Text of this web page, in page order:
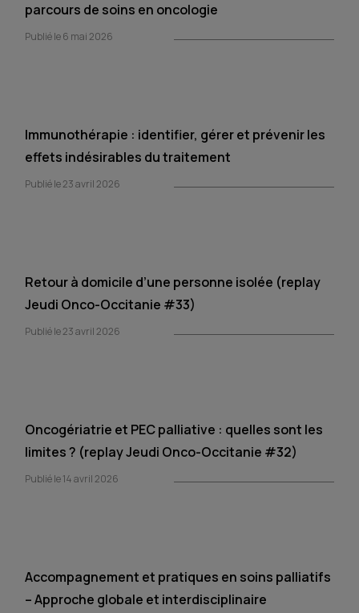
parcours de soins en oncologie
Publié le 6 mai 2026
Immunothérapie : identifier, gérer et prévenir les
effets indésirables du traitement
Publié le 23 avril 2026
Retour à domicile d’une personne isolée (replay
Jeudi Onco-Occitanie #33)
Publié le 23 avril 2026
Oncogériatrie et PEC palliative : quelles sont les
limites ? (replay Jeudi Onco-Occitanie #32)
Publié le 14 avril 2026
Accompagnement et pratiques en soins palliatifs
– Approche globale et interdisciplinaire